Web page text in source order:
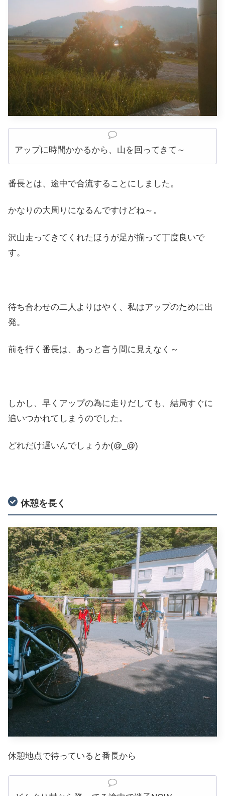
アップに時間かかるから、山を回ってきて～
番長とは、途中で合流することにしました。
かなりの大周りになるんですけどね～。
沢山走ってきてくれたほうが足が揃って丁度良いで
す。
待ち合わせの二人よりはやく、私はアップのために出
発。
前を行く番長は、あっと言う間に見えなく～
しかし、早くアップの為に走りだしても、結局すぐに
追いつかれてしまうのでした。
どれだけ遅いんでしょうか(@_@)
休憩を長く
休憩地点で待っていると番長から